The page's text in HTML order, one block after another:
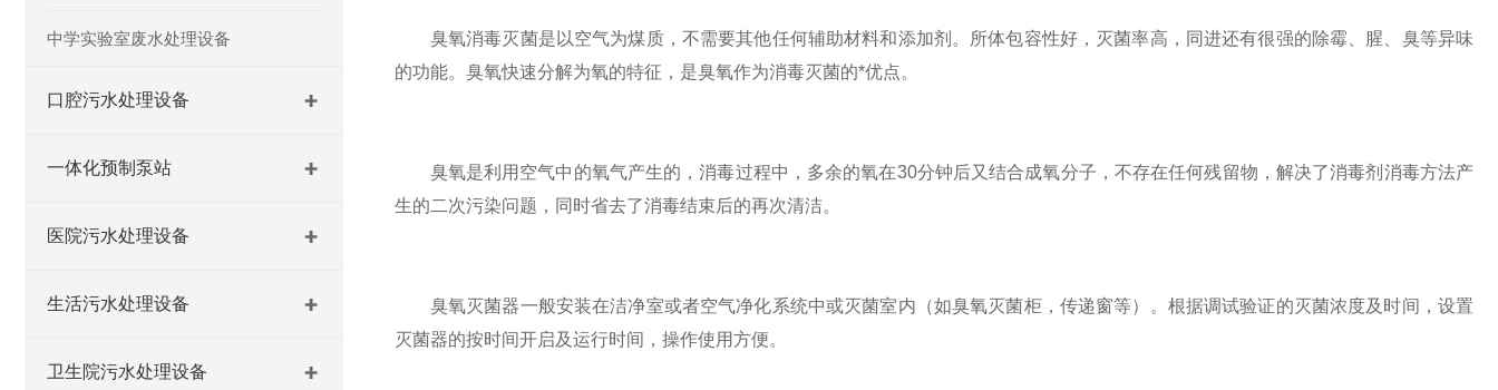
中学实验室废水处理设备
口腔污水处理设备
一体化预制泵站
医院污水处理设备
生活污水处理设备
卫生院污水处理设备
臭氧消毒灭菌是以空气为煤质，不需要其他任何辅助材料和添加剂。所体包容性好，灭菌率高，同进还有很强的除霉、腥、臭等异味
的功能。臭氧快速分解为氧的特征，是臭氧作为消毒灭菌的*优点。
臭氧是利用空气中的氧气产生的，消毒过程中，多余的氧在30分钟后又结合成氧分子，不存在任何残留物，解决了消毒剂消毒方法产
生的二次污染问题，同时省去了消毒结束后的再次清洁。
臭氧灭菌器一般安装在洁净室或者空气净化系统中或灭菌室内（如臭氧灭菌柜，传递窗等）。根据调试验证的灭菌浓度及时间，设置
灭菌器的按时间开启及运行时间，操作使用方便。